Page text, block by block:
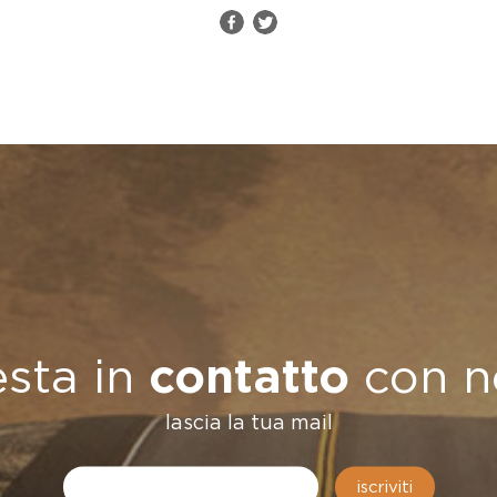
in contatto con
lascia la tua mail
iscriviti